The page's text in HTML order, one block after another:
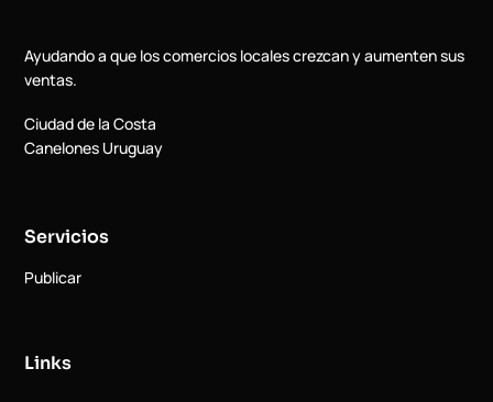
Ayudando a que los comercios locales crezcan y aumenten sus
ventas.
Ciudad de la Costa
Canelones Uruguay
Servicios
Publicar
Links